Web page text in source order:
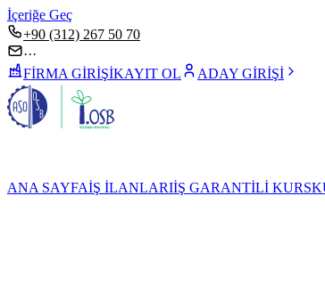
İçeriğe Geç
+90 (312) 267 50 70
···
FİRMA GİRİŞİKAYIT OL ADAY GİRİŞİ
ANA SAYFAİŞ İLANLARIİŞ GARANTİLİ KURS